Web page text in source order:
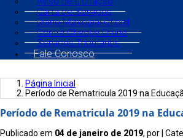
Carta de Serviços
Diário Municipal Oficial
Contra Cheque Online
Serviços Tributários
Fale Conosco
Página Inicial
Período de Rematricula 2019 na
Período de Rematricula 2019 na
Publicado em 04 de janeiro de 2019, por |